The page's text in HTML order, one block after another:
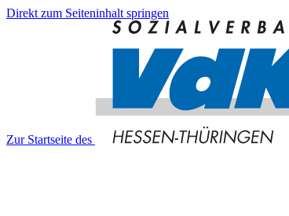
Direkt zum Seiteninhalt springen
Zur Startseite des